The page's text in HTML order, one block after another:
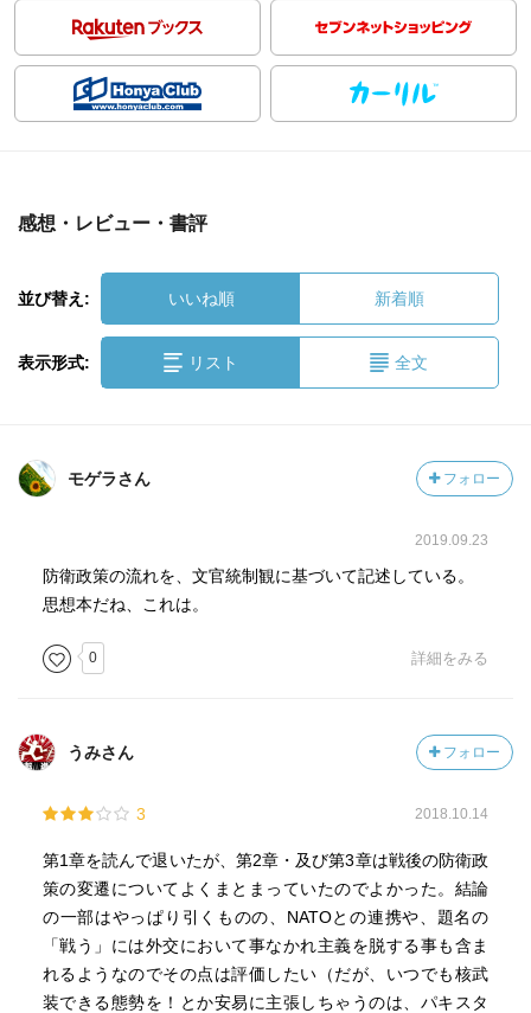
感想・レビュー・書評
並び替え: いいね順 新着順
表示形式: リスト 全文
モゲラさん フォロー
2019.09.23
防衛政策の流れを、文官統制観に基づいて記述している。
思想本だね、これは。
0 詳細をみる
うみさん フォロー
3 2018.10.14
第1章を読んで退いたが、第2章・及び第3章は戦後の防衛政
策の変遷についてよくまとまっていたのでよかった。結論
の一部はやっぱり引くものの、NATOとの連携や、題名の
「戦う」には外交において事なかれ主義を脱する事も含ま
れるようなのでその点は評価したい（だが、いつでも核武
装できる態勢を！とか安易に主張しちゃうのは、パキスタ